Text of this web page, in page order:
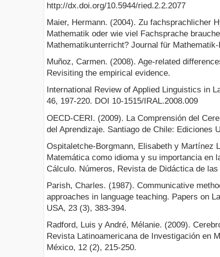
http://dx.doi.org/10.5944/ried.2.2.2077
Maier, Hermann. (2004). Zu fachsprachlicher
Mathematik oder wie viel Fachsprache
Mathematikunterricht? Journal für
Muñoz, Carmen. (2008). Age-related
Revisiting the empirical evidence.
International Review of Applied Linguistics in
46, 197-220. DOI 10-1515/IRAL.2008.009
OECD-CERI. (2009). La Comprensión del
del Aprendizaje. Santiago de Chile: Ediciones
Ospitaletche-Borgmann, Elisabeth y Martínez
Matemática como idioma y su importancia en
Cálculo. Números, Revista de Didáctica de
Parish, Charles. (1987). Communicative
approaches in language teaching. Papers on
USA, 23 (3), 383-394.
Radford, Luis y André, Mélanie. (2009).
Revista Latinoamericana de Investigación en
México, 12 (2), 215-250.